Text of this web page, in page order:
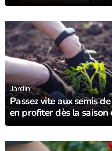
Passez vite aux semis
en profiter dès la saison
Jardin